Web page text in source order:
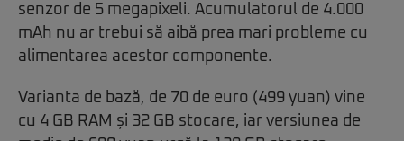
senzor de 5 megapixeli. Acumulatorul de 4.000
mAh nu ar trebui să aibă prea mari probleme cu
alimentarea acestor componente.
Varianta de bază, de 70 de euro (499 yuan) vine
cu 4 GB RAM și 32 GB stocare, iar versiunea de